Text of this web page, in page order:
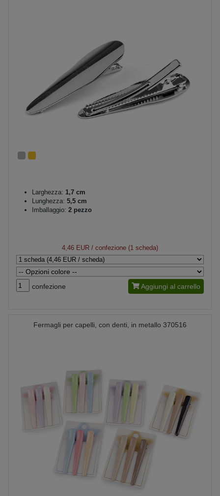
Larghezza: 1,7 cm
Lunghezza: 5,5 cm
Imballaggio: 2 pezzo
4,46 EUR / confezione (1 scheda)
confezione Aggiungi al carrello
Fermagli per capelli, con denti, in metallo 370516